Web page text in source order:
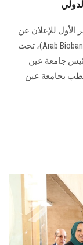
للإعلان عن
انطلاق الشبكة العربية للبنوك الحيوية (Arab Biobank Network)، تحت
جامعة عين
بجامعة عين